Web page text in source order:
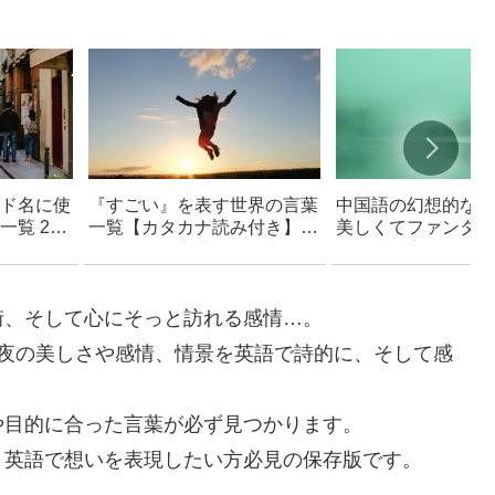
名に使
覧 200
『すごい』を表す世界の言葉
一覧【カタカナ読み付き】-
イデア集
中国語の幻想的な言
美しくてファンタジ
そして心にそっと訪れる感情…。
の美しさや感情、情景を英語で詩的に、そして感
的に合った言葉が必ず見つかります。
語で想いを表現したい方必見の保存版です。